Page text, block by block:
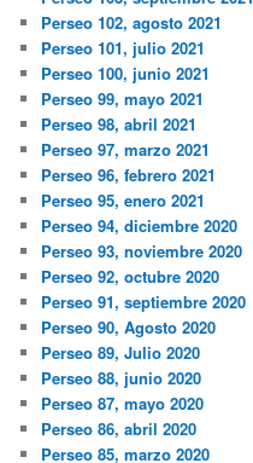
Perseo 102, agosto 2021
Perseo 101, julio 2021
Perseo 100, junio 2021
Perseo 99, mayo 2021
Perseo 98, abril 2021
Perseo 97, marzo 2021
Perseo 96, febrero 2021
Perseo 95, enero 2021
Perseo 94, diciembre 2020
Perseo 93, noviembre 2020
Perseo 92, octubre 2020
Perseo 91, septiembre 2020
Perseo 90, Agosto 2020
Perseo 89, Julio 2020
Perseo 88, junio 2020
Perseo 87, mayo 2020
Perseo 86, abril 2020
Perseo 85, marzo 2020